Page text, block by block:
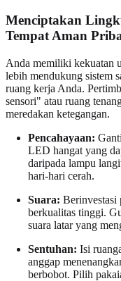
Menciptakan
Tempat Aman
Anda memiliki kekuatan
lebih mendukung sistem
ruang kerja Anda.
sensori" atau ruang
meredakan ketegangan.
Pencahayaan:
LED hangat yang
daripada lampu
hari-hari cerah.
Suara: Berinvestasi
berkualitas tinggi.
suara latar yang
Sentuhan: Isi
anggap
berbobot. Pilih